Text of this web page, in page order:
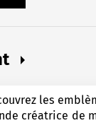
les
créatrice de